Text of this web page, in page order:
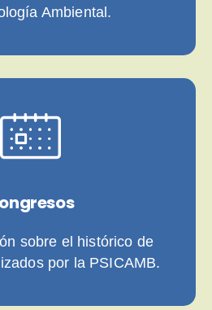
Ambiental.
sobre el histórico de
por la PSICAMB.